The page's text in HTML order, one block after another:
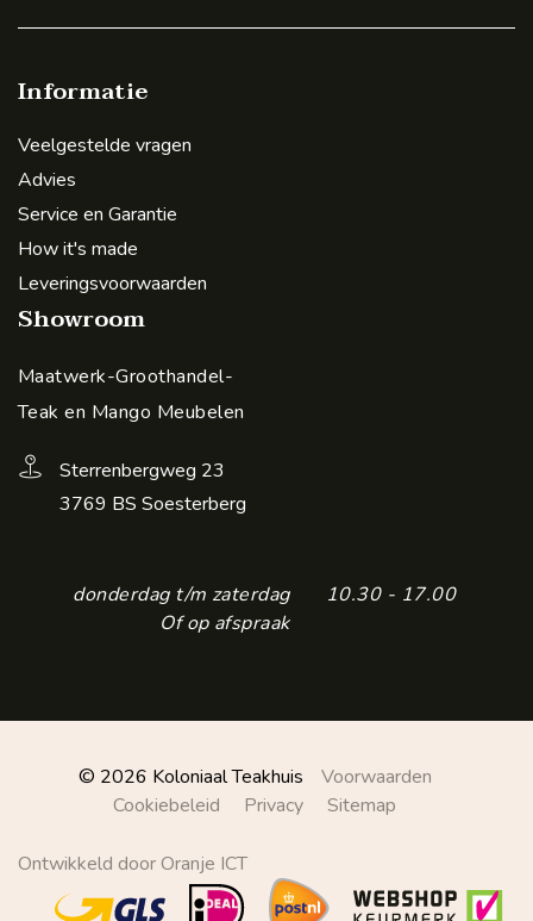
Informatie
Veelgestelde vragen
Advies
Service en Garantie
How it's made
Leveringsvoorwaarden
Showroom
Maatwerk-Groothandel-
Teak en Mango Meubelen
Sterrenbergweg 23
3769 BS Soesterberg
donderdag t/m zaterdag
10.30 - 17.00
Of op afspraak
© 2026 Koloniaal Teakhuis
Voorwaarden
Cookiebeleid
Privacy Sitemap
Ontwikkeld door Oranje ICT